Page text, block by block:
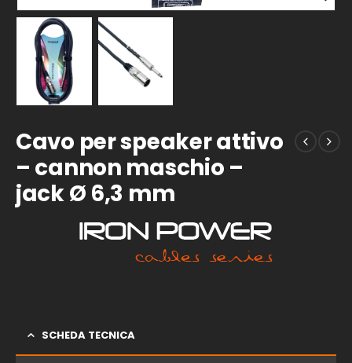
Cavo per speaker attivo
– cannon maschio –
jack Ø 6,3 mm
SCHEDA TECNICA